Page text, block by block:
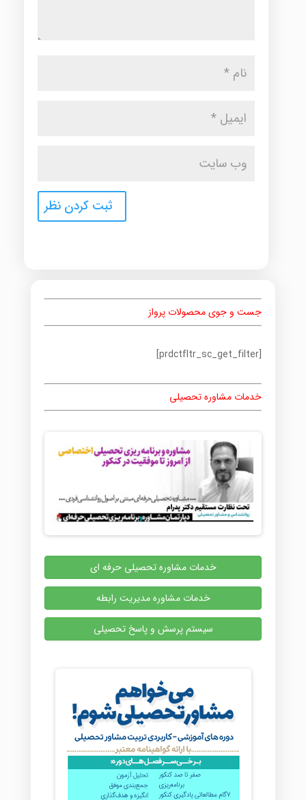
جست و جوی محصولات پرواز
[prdctfltr_sc_get_filter]
خدمات مشاوره تحصیلی
خدمات مشاوره تحصیلی حرفه ای
خدمات مشاوره مدیریت رابطه
سیستم پرسش و پاسخ تحصیلی